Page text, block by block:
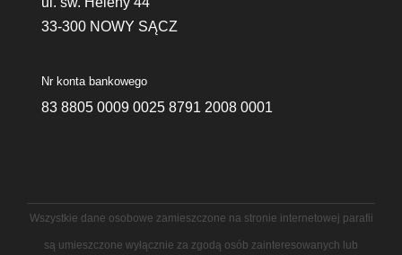
33-300 NOWY SĄCZ
Nr konta bankowego
83 8805 0009 0025 8791 2008 0001
Wszystkie dane osobowe zamieszczone na stronie internetowej parafii
są umieszczone wyłącznie za zgodą osób zainteresowanych lub